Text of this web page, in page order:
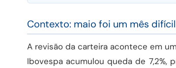
Contexto: maio foi um mês
A revisão da carteira acontece em
Ibovespa acumulou queda de 7,2%,